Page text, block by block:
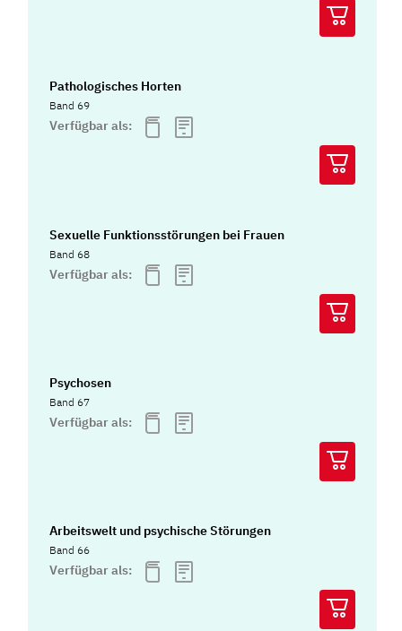
Pathologisches Horten
Band 69
Verfügbar als:
Sexuelle Funktionsstörungen bei Frauen
Band 68
Verfügbar als:
Psychosen
Band 67
Verfügbar als:
Arbeitswelt und psychische Störungen
Band 66
Verfügbar als: